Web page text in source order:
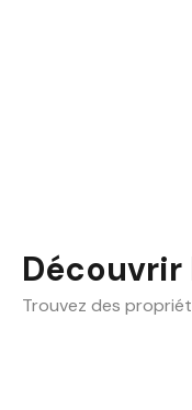
Trouvez des